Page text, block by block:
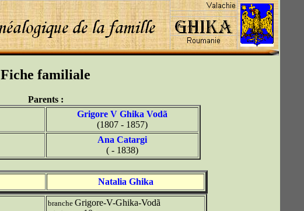
Fiche familiale
Parents :
Grigore V Ghika Vodã
(1807 - 1857)
Ana Catargi
( - 1838)
Natalia Ghika
branche Grigore-V-Ghika-Vodã